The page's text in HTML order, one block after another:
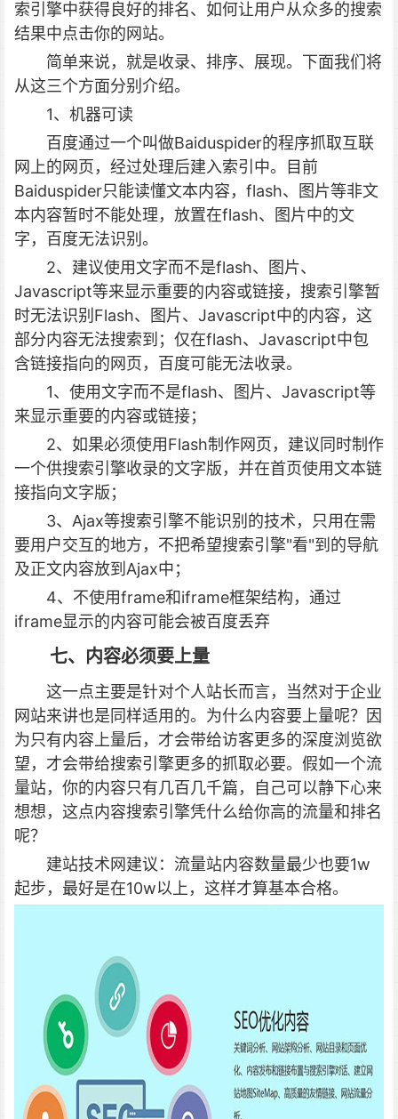
索引擎中获得良好的排名、如何让用户从众多的搜索
结果中点击你的网站。
简单来说，就是收录、排序、展现。下面我们将
从这三个方面分别介绍。
1、机器可读
百度通过一个叫做Baiduspider的程序抓取互联
网上的网页，经过处理后建入索引中。目前
Baiduspider只能读懂文本内容，flash、图片等非文
本内容暂时不能处理，放置在flash、图片中的文
字，百度无法识别。
2、建议使用文字而不是flash、图片、
Javascript等来显示重要的内容或链接，搜索引擎暂
时无法识别Flash、图片、Javascript中的内容，这
部分内容无法搜索到；仅在flash、Javascript中包
含链接指向的网页，百度可能无法收录。
1、使用文字而不是flash、图片、Javascript等
来显示重要的内容或链接；
2、如果必须使用Flash制作网页，建议同时制作
一个供搜索引擎收录的文字版，并在首页使用文本链
接指向文字版；
3、Ajax等搜索引擎不能识别的技术，只用在需
要用户交互的地方，不把希望搜索引擎"看"到的导航
及正文内容放到Ajax中；
4、不使用frame和iframe框架结构，通过
iframe显示的内容可能会被百度丢弃
七、内容必须要上量
这一点主要是针对个人站长而言，当然对于企业
网站来讲也是同样适用的。为什么内容要上量呢？因
为只有内容上量后，才会带给访客更多的深度浏览欲
望，才会带给搜索引擎更多的抓取必要。假如一个流
量站，你的内容只有几百几千篇，自己可以静下心来
想想，这点内容搜索引擎凭什么给你高的流量和排名
呢？
建站技术网建议：流量站内容数量最少也要1w
起步，最好是在10w以上，这样才算基本合格。